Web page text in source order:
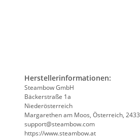
Herstellerinformationen:
Steambow GmbH
Bäckerstraße 1a
Niederösterreich
Margarethen am Moos, Österreich, 2433
support@steambow.com
https://www.steambow.at